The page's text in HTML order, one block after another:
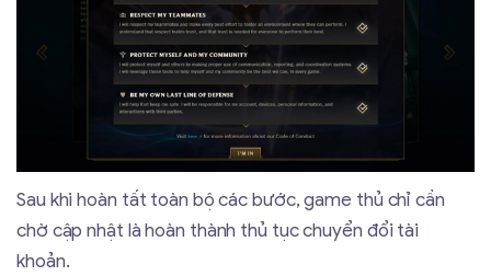
Sau khi hoàn tất toàn bộ các bước, game thủ chỉ cần
chờ cập nhật là hoàn thành thủ tục chuyển đổi tài
khoản.